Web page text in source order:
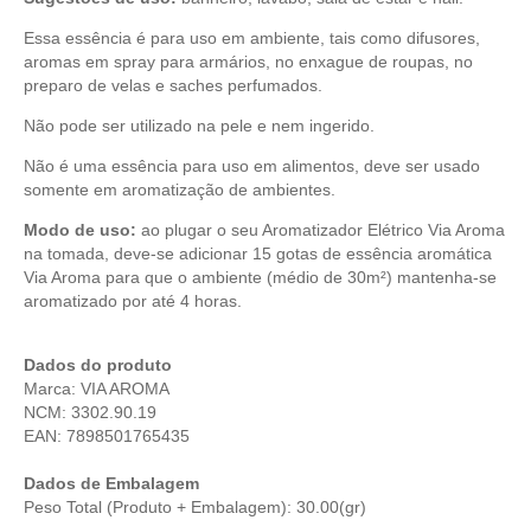
Essa essência é para uso em ambiente, tais como difusores,
aromas em spray para armários, no enxague de roupas, no
preparo de velas e saches perfumados.
Não pode ser utilizado na pele e nem ingerido.
Não é uma essência para uso em alimentos, deve ser usado
somente em aromatização de ambientes.
Modo de uso: ao plugar o seu Aromatizador Elétrico Via Aroma
na tomada, deve-se adicionar 15 gotas de essência aromática
Via Aroma para que o ambiente (médio de 30m²) mantenha-se
aromatizado por até 4 horas.
Dados do produto
Marca: VIA AROMA
NCM: 3302.90.19
EAN: 7898501765435
Dados de Embalagem
Peso Total (Produto + Embalagem): 30.00(gr)